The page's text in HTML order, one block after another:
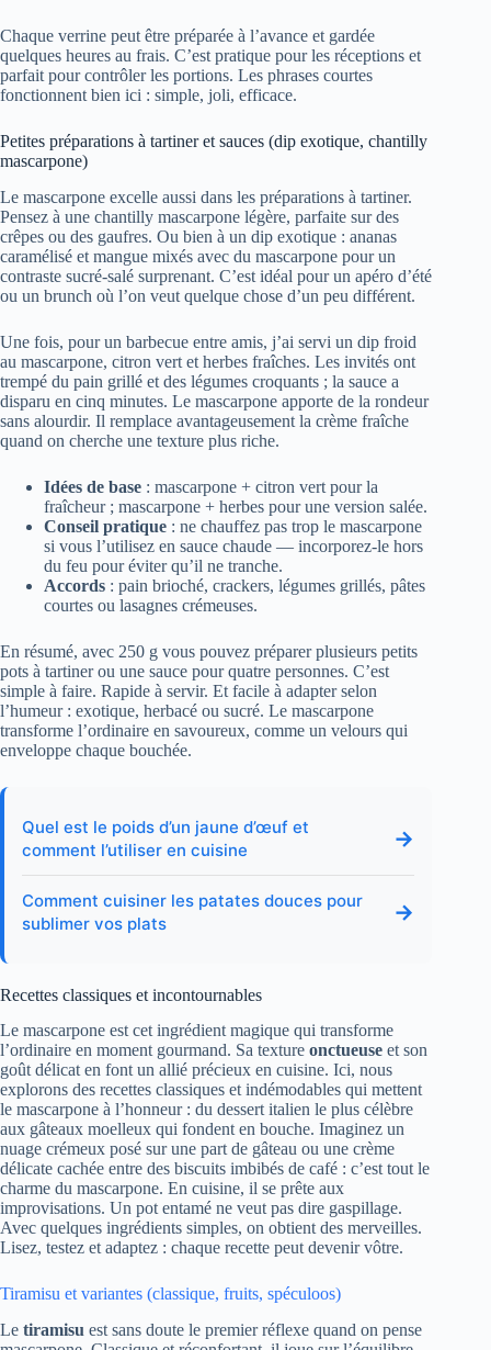
Chaque verrine peut être préparée à l’avance et gardée
quelques heures au frais. C’est pratique pour les réceptions et
parfait pour contrôler les portions. Les phrases courtes
fonctionnent bien ici : simple, joli, efficace.
Petites préparations à tartiner et sauces (dip exotique, chantilly
mascarpone)
Le mascarpone excelle aussi dans les préparations à tartiner.
Pensez à une chantilly mascarpone légère, parfaite sur des
crêpes ou des gaufres. Ou bien à un dip exotique : ananas
caramélisé et mangue mixés avec du mascarpone pour un
contraste sucré-salé surprenant. C’est idéal pour un apéro d’été
ou un brunch où l’on veut quelque chose d’un peu différent.
Une fois, pour un barbecue entre amis, j’ai servi un dip froid
au mascarpone, citron vert et herbes fraîches. Les invités ont
trempé du pain grillé et des légumes croquants ; la sauce a
disparu en cinq minutes. Le mascarpone apporte de la rondeur
sans alourdir. Il remplace avantageusement la crème fraîche
quand on cherche une texture plus riche.
Idées de base : mascarpone + citron vert pour la
fraîcheur ; mascarpone + herbes pour une version salée.
Conseil pratique : ne chauffez pas trop le mascarpone
si vous l’utilisez en sauce chaude — incorporez-le hors
du feu pour éviter qu’il ne tranche.
Accords : pain brioché, crackers, légumes grillés, pâtes
courtes ou lasagnes crémeuses.
En résumé, avec 250 g vous pouvez préparer plusieurs petits
pots à tartiner ou une sauce pour quatre personnes. C’est
simple à faire. Rapide à servir. Et facile à adapter selon
l’humeur : exotique, herbacé ou sucré. Le mascarpone
transforme l’ordinaire en savoureux, comme un velours qui
enveloppe chaque bouchée.
Quel est le poids d’un jaune d’œuf et
comment l’utiliser en cuisine
→
Comment cuisiner les patates douces pour
sublimer vos plats
→
Recettes classiques et incontournables
Le mascarpone est cet ingrédient magique qui transforme
l’ordinaire en moment gourmand. Sa texture onctueuse et son
goût délicat en font un allié précieux en cuisine. Ici, nous
explorons des recettes classiques et indémodables qui mettent
le mascarpone à l’honneur : du dessert italien le plus célèbre
aux gâteaux moelleux qui fondent en bouche. Imaginez un
nuage crémeux posé sur une part de gâteau ou une crème
délicate cachée entre des biscuits imbibés de café : c’est tout le
charme du mascarpone. En cuisine, il se prête aux
improvisations. Un pot entamé ne veut pas dire gaspillage.
Avec quelques ingrédients simples, on obtient des merveilles.
Lisez, testez et adaptez : chaque recette peut devenir vôtre.
Tiramisu et variantes (classique, fruits, spéculoos)
Le tiramisu est sans doute le premier réflexe quand on pense